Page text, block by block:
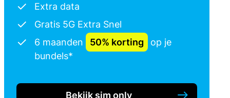
Extra data
Gratis 5G Extra Snel
6 maanden
50% korting
op je
bundels*
Bekijk sim only